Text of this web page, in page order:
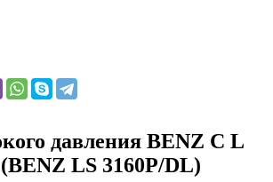
давления BENZ C L
LS 3160P/DL)